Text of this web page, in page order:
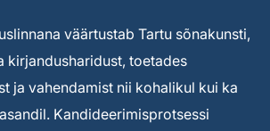
väärtustab Tartu sõnakunsti,
kirjandusharidust, toetades
ja vahendamist nii kohalikul kui ka
Kandideerimisprotsessi